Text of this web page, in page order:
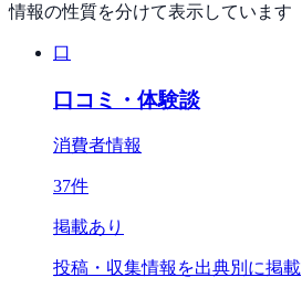
情報の性質を分けて表示しています
口
口コミ・体験談
消費者情報
37件
掲載あり
投稿・収集情報を出典別に掲載